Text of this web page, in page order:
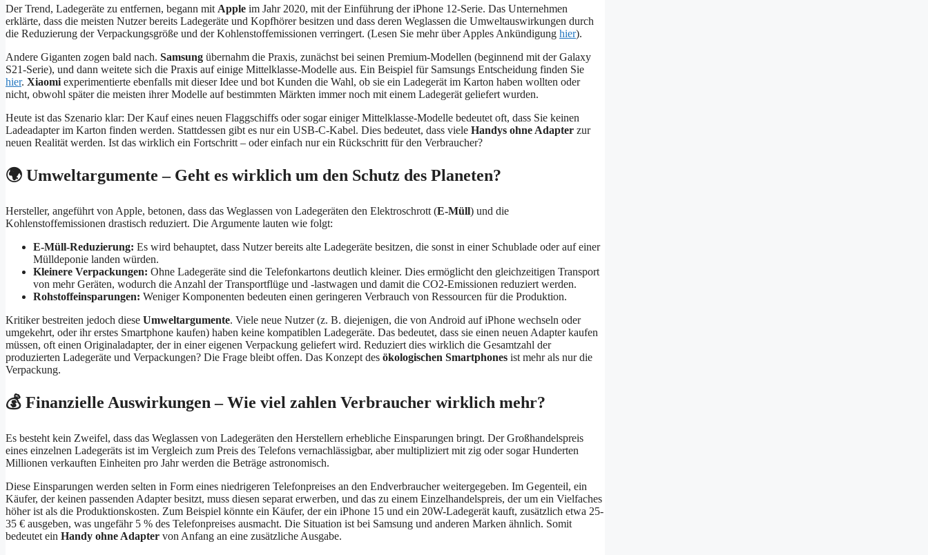
Der Trend, Ladegeräte zu entfernen, begann mitApple im Jahr 2020, mit der Einführung der iPhone 12-Serie. Das Unternehmen
erklärte, dass die meisten Nutzer bereits Ladegeräte und Kopfhörer besitzen und dass deren Weglassen die Umweltauswirkungen durch
die Reduzierung der Verpackungsgröße und der Kohlenstoffemissionen verringert. (Lesen Sie mehr über Apples Ankündigung hier).
Andere Giganten zogen bald nach. Samsung übernahm die Praxis, zunächst bei seinen Premium-Modellen (beginnend mit der Galaxy
S21-Serie), und dann weitete sich die Praxis auf einige Mittelklasse-Modelle aus. Ein Beispiel für Samsungs Entscheidung finden Sie
hier. Xiaomiexperimentierte ebenfalls mit dieser Idee und bot Kunden die Wahl, ob sie ein Ladegerät im Karton haben wollten oder
nicht, obwohl später die meisten ihrer Modelle auf bestimmten Märkten immer noch mit einem Ladegerät geliefert wurden.
Heute ist das Szenario klar: Der Kauf eines neuen Flaggschiffs oder sogar einiger Mittelklasse-Modelle bedeutet oft, dass Sie keinen
Ladeadapter im Karton finden werden. Stattdessen gibt es nur ein USB-C-Kabel. Dies bedeutet, dass viele Handys ohne Adapter zur
neuen Realität werden. Ist das wirklich ein Fortschritt – oder einfach nur ein Rückschritt für den Verbraucher?
🌍 Umweltargumente – Geht es wirklich um den Schutz des Planeten?
Hersteller, angeführt von Apple, betonen, dass das Weglassen von Ladegeräten den Elektroschrott (E-Müll) und die
Kohlenstoffemissionen drastisch reduziert. Die Argumente lauten wie folgt:
E-Müll-Reduzierung: Es wird behauptet, dass Nutzer bereits alte Ladegeräte besitzen, die sonst in einer Schublade oder auf einer
Mülldeponie landen würden.
Kleinere Verpackungen: Ohne Ladegeräte sind die Telefonkartons deutlich kleiner. Dies ermöglicht den gleichzeitigen Transport
von mehr Geräten, wodurch die Anzahl der Transportflüge und -lastwagen und damit die CO2-Emissionen reduziert werden.
Rohstoffeinsparungen: Weniger Komponenten bedeuten einen geringeren Verbrauch von Ressourcen für die Produktion.
Kritiker bestreiten jedoch diese Umweltargumente. Viele neue Nutzer (z. B. diejenigen, die von Android auf iPhone wechseln oder
umgekehrt, oder ihr erstes Smartphone kaufen) haben keine kompatiblen Ladegeräte. Das bedeutet, dass sie einen neuen Adapter kaufen
müssen, oft einen Originaladapter, der in einer eigenen Verpackung geliefert wird. Reduziert dies wirklich die Gesamtzahl der
produzierten Ladegeräte und Verpackungen? Die Frage bleibt offen. Das Konzept des ökologischen Smartphones ist mehr als nur die
Verpackung.
💰 Finanzielle Auswirkungen – Wie viel zahlen Verbraucher wirklich mehr?
Es besteht kein Zweifel, dass das Weglassen von Ladegeräten den Herstellern erhebliche Einsparungen bringt. Der Großhandelspreis
eines einzelnen Ladegeräts ist im Vergleich zum Preis des Telefons vernachlässigbar, aber multipliziert mit zig oder sogar Hunderten
Millionen verkauften Einheiten pro Jahr werden die Beträge astronomisch.
Diese Einsparungen werden selten in Form eines niedrigeren Telefonpreises an den Endverbraucher weitergegeben. Im Gegenteil, ein
Käufer, der keinen passenden Adapter besitzt, muss diesen separat erwerben, und das zu einem Einzelhandelspreis, der um ein Vielfaches
höher ist als die Produktionskosten. Zum Beispiel könnte ein Käufer, der ein iPhone 15 und ein 20W-Ladegerät kauft, zusätzlich etwa 25-
35 € ausgeben, was ungefähr 5 % des Telefonpreises ausmacht. Die Situation ist bei Samsung und anderen Marken ähnlich. Somit
bedeutet ein Handy ohne Adapter von Anfang an eine zusätzliche Ausgabe.